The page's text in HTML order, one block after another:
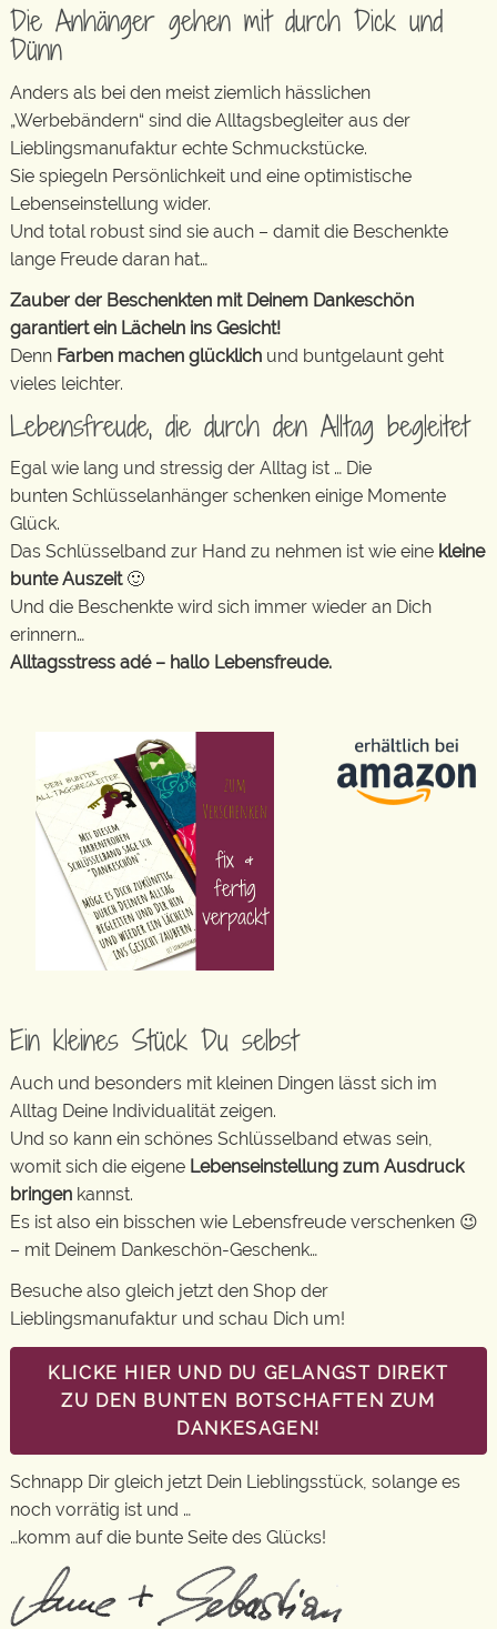
Die Anhänger gehen mit durch Dick und
Dünn
Anders als bei den meist ziemlich hässlichen
„Werbebändern“ sind die Alltagsbegleiter aus der
Lieblingsmanufaktur echte Schmuckstücke.
Sie spiegeln Persönlichkeit und eine optimistische
Lebenseinstellung wider.
Und total robust sind sie auch – damit die Beschenkte
lange Freude daran hat…
Zauber der Beschenkten mit Deinem Dankeschön
garantiert ein Lächeln ins Gesicht!
Denn Farben machen glücklich und buntgelaunt geht
vieles leichter.
Lebensfreude, die durch den Alltag begleitet
Egal wie lang und stressig der Alltag ist … Die
bunten Schlüsselanhänger schenken einige Momente
Glück.
Das Schlüsselband zur Hand zu nehmen ist wie eine kleine
bunte Auszeit🙂
Und die Beschenkte wird sich immer wieder an Dich
erinnern…
Alltagsstress adé – hallo Lebensfreude.
Ein kleines Stück Du selbst
Auch und besonders mit kleinen Dingen lässt sich im
Alltag Deine Individualität zeigen.
Und so kann ein schönes Schlüsselband etwas sein,
womit sich die eigene Lebenseinstellung zum Ausdruck
bringen kannst.
Es ist also ein bisschen wie Lebensfreude verschenken 😉
– mit Deinem Dankeschön-Geschenk…
Besuche also gleich jetzt den Shop der
Lieblingsmanufaktur und schau Dich um!
KLICKE HIER UND DU GELANGST DIREKT
ZU DEN BUNTEN BOTSCHAFTEN ZUM
DANKESAGEN!
Schnapp Dir gleich jetzt Dein Lieblingsstück, solange es
noch vorrätig ist und …
…komm auf die bunte Seite des Glücks!